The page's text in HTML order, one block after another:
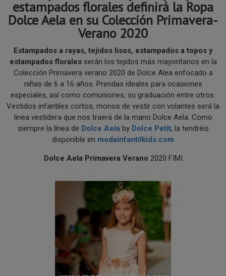
estampados florales definirá la Ropa
Dolce Aela en su Colección Primavera-
Verano 2020
Estampados a rayas, tejidos lisos, estampados a topos y
estampados floralesserán los tejidos más mayoritarios en la
Colección Primavera verano 2020 de Dolce Alea enfocado a
niñas de 6 a 16 años. Prendas ideales para ocasiones
especiales, así como comuniones, su graduación entre otros.
Vestidos infantiles cortos, monos de vestir con volantes será la
linea vestidera que nos traerá de la mano Dolce Aela. Como
siempre la línea de Dolce Aelaby Dolce Petit, la tendréis
disponible en modainfantilkids.com
Dolce Aela Primavera Verano 2020 FIMI